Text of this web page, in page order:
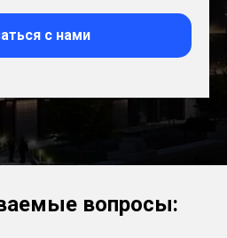
с нами
вопросы: